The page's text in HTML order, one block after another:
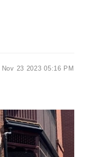
Nov 23 2023 05:16 PM